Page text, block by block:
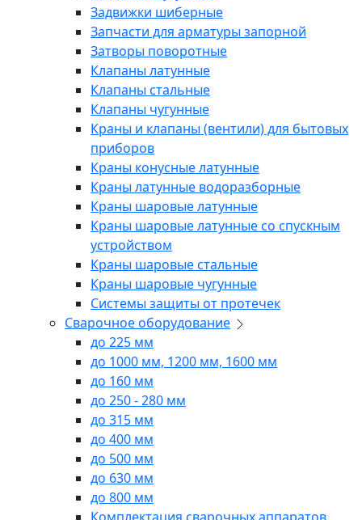
Задвижки шиберные
Запчасти для арматуры запорной
Затворы поворотные
Клапаны латунные
Клапаны стальные
Клапаны чугунные
Краны и клапаны (вентили) для бытовых
приборов
Краны конусные латунные
Краны латунные водоразборные
Краны шаровые латунные
Краны шаровые латунные со спускным
устройством
Краны шаровые стальные
Краны шаровые чугунные
Системы защиты от протечек
Сварочное оборудование
до 225 мм
до 1000 мм, 1200 мм, 1600 мм
до 160 мм
до 250 - 280 мм
до 315 мм
до 400 мм
до 500 мм
до 630 мм
до 800 мм